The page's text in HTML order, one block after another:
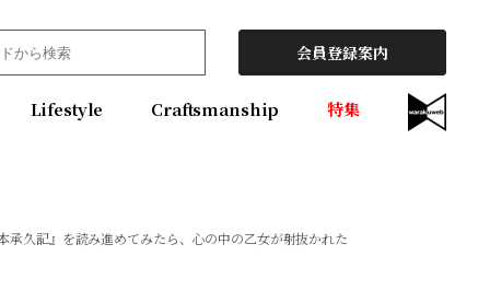
会員登録案内
Lifestyle Craftsmanship 特集
承久記』を読み進めてみたら、心の中の乙女が射抜かれた